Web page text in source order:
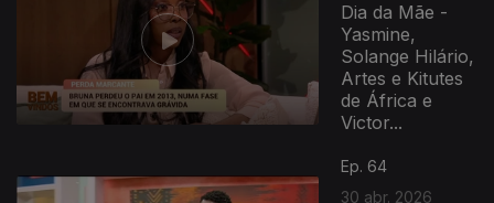
Dia da Mãe -
Yasmine,
Solange Hilário,
Artes e Kitutes
de África e
Victor...
Ep. 64
30 abr. 2026